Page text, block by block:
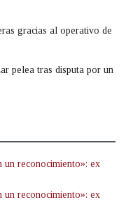
gracias al operativo de
pelea tras disputa por un
un reconocimiento»: ex
un reconocimiento»: ex